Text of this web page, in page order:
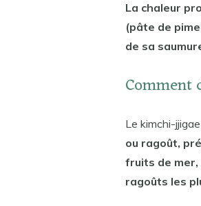
La chaleur
(pâte de
de sa
Comment
Le kimchi-
ou ragoût,
fruits de mer,
ragoûts les